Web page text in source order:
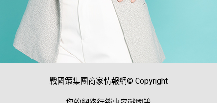
戰國策集團商家情報網© Copyright